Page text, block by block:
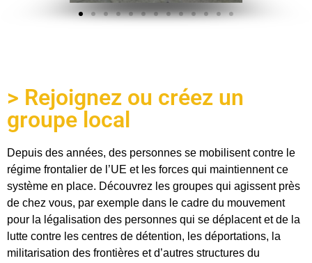
> Rejoignez ou créez un
groupe local
Depuis des années, des personnes se mobilisent contre le
régime frontalier de l’UE et les forces qui maintiennent ce
système en place. Découvrez les groupes qui agissent près
de chez vous, par exemple dans le cadre du mouvement
pour la légalisation des personnes qui se déplacent et de la
lutte contre les centres de détention, les déportations, la
militarisation des frontières et d’autres structures du